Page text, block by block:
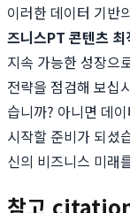
이러한 데이터 기반
즈니스PT 콘텐츠 최
지속 가능한 성장으
전략을 점검해 보십
습니까? 아니면 데
시작할 준비가 되셨
신의 비즈니스 미래
참고